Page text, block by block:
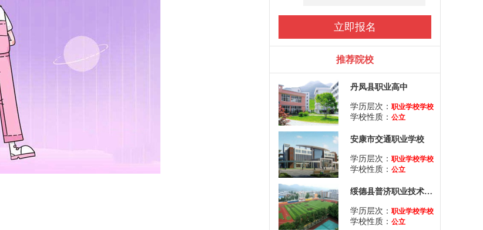
推荐院校
丹凤县职业高中
学历层次： 职业学校学校
学校性质： 公立
安康市交通职业学校
学历层次： 职业学校学校
学校性质： 公立
绥德县普济职业技术教育中心
学历层次： 职业学校学校
学校性质： 公立